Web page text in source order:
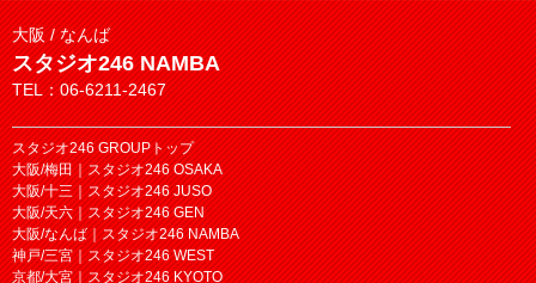
大阪 / なんば
スタジオ246 NAMBA
TEL：06-6211-2467
スタジオ246 GROUPトップ
大阪/梅田｜スタジオ246 OSAKA
大阪/十三｜スタジオ246 JUSO
大阪/天六｜スタジオ246 GEN
大阪/なんば｜スタジオ246 NAMBA
神戸/三宮｜スタジオ246 WEST
京都/大宮｜スタジオ246 KYOTO